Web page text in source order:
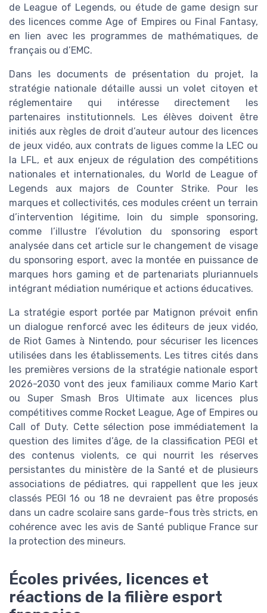
de League of Legends, ou étude de game design sur
des licences comme Age of Empires ou Final Fantasy,
en lien avec les programmes de mathématiques, de
français ou d’EMC.
Dans les documents de présentation du projet, la
stratégie nationale détaille aussi un volet citoyen et
réglementaire qui intéresse directement les
partenaires institutionnels. Les élèves doivent être
initiés aux règles de droit d’auteur autour des licences
de jeux vidéo, aux contrats de ligues comme la LEC ou
la LFL, et aux enjeux de régulation des compétitions
nationales et internationales, du World de League of
Legends aux majors de Counter Strike. Pour les
marques et collectivités, ces modules créent un terrain
d’intervention légitime, loin du simple sponsoring,
comme l’illustre l’évolution du sponsoring esport
analysée dans cet article sur le changement de visage
du sponsoring esport, avec la montée en puissance de
marques hors gaming et de partenariats pluriannuels
intégrant médiation numérique et actions éducatives.
La stratégie esport portée par Matignon prévoit enfin
un dialogue renforcé avec les éditeurs de jeux vidéo,
de Riot Games à Nintendo, pour sécuriser les licences
utilisées dans les établissements. Les titres cités dans
les premières versions de la stratégie nationale esport
2026-2030 vont des jeux familiaux comme Mario Kart
ou Super Smash Bros Ultimate aux licences plus
compétitives comme Rocket League, Age of Empires ou
Call of Duty. Cette sélection pose immédiatement la
question des limites d’âge, de la classification PEGI et
des contenus violents, ce qui nourrit les réserves
persistantes du ministère de la Santé et de plusieurs
associations de pédiatres, qui rappellent que les jeux
classés PEGI 16 ou 18 ne devraient pas être proposés
dans un cadre scolaire sans garde-fous très stricts, en
cohérence avec les avis de Santé publique France sur
la protection des mineurs.
Écoles privées, licences et
réactions de la filière esport